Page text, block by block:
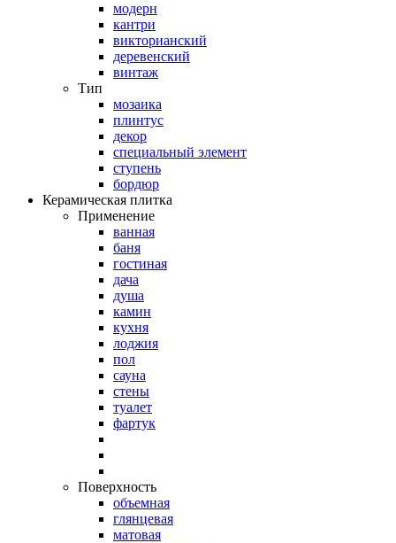
модерн
кантри
викторианский
деревенский
винтаж
Тип
мозаика
плинтус
декор
специальный элемент
ступень
бордюр
Керамическая плитка
Применение
ванная
баня
гостиная
дача
душа
камин
кухня
лоджия
пол
сауна
стены
туалет
фартук
Поверхность
объемная
глянцевая
матовая